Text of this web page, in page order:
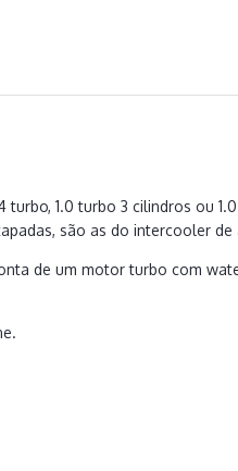
turbo, 1.0 turbo 3 cilindros ou
são as do intercooler
de um motor turbo com